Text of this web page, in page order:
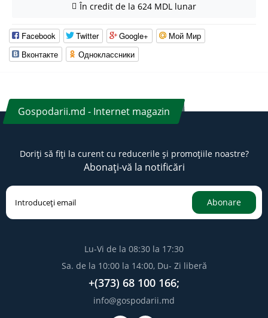
În credit de la 624 MDL lunar
Facebook Twitter Google+
Мой Мир
Вконтакте
Одноклассники
Gospodarii.md - Internet magazin
Doriți să fiți la curent cu reducerile și promoțiile noastre?
Abonați-vă la notificări
Abonare
Lu-Vi de la 08:30 la 17:30
Sa. de la 10:00 la 14:00, Du- Zi liberă
+(373) 68 100 166;
info@gospodarii.md